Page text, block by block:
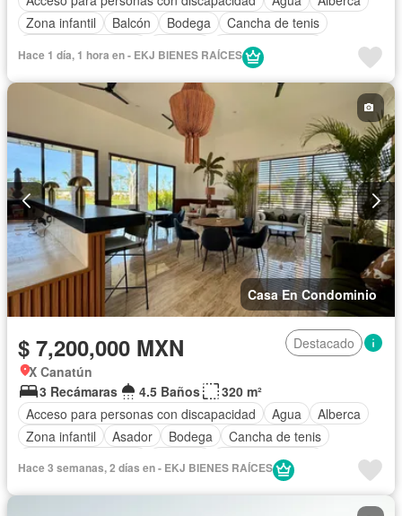
Zona infantil
Balcón Bodega
Cancha de tenis
Cocina equipada
Cuarto de servicio
Electricidad
Estacionamiento
Sala polivalente Seguridad
Wifi
Zonas verdes
Sin amueblar
Hace 1 día, 1 hora en - EKJ BIENES RAÍCES
Casa En Condominio
$ 7,200,000 MXN
Destacado
X Canatún
3 Recámaras
4.5 Baños
320 m²
Acceso para personas con discapacidad
Agua
Alberca
Zona infantil
Asador Bodega
Cancha de tenis
Cocina equipada
Cuarto de servicio
Hace 3 semanas, 2 días en - EKJ BIENES RAÍCES